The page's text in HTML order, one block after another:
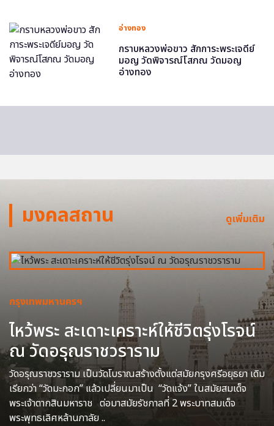
อ่างทอง
กราบหลวงพ่อขาว สักการะพระเจดีย์
มอญ วัดพิจารณ์โสภณ วัดมอญ
อ่างทอง
มงคลสถาน ดูเพิ่มเติม
กรุงเทพมหานครฯ
ไหว้พระ สะเดาะเคราะห์ให้ชีวิตรุ่งโรจน์
ณ วัดอรุณราชวราราม
วัดอรุณราชวราราม เป็นวัดโบราณสร้างตั้งแต่สมัยกรุงศรีอยุธยา เดิม
เรียกว่า “วัดมะกอก” แล้วเปลี่ยนมาเป็น “วัดแจ้ง” ในสมัยสมเด็จ
พระเจ้าตากสินมหาราช ต่อมาสมัยรัชกาลที่ 2 พระบาทสมเด็จ
พระพุทธเลิศหล้านภาลัย ..